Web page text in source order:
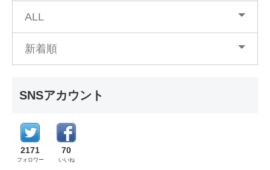
ALL
新着順
SNSアカウント
2171
フォロワー
70
いいね